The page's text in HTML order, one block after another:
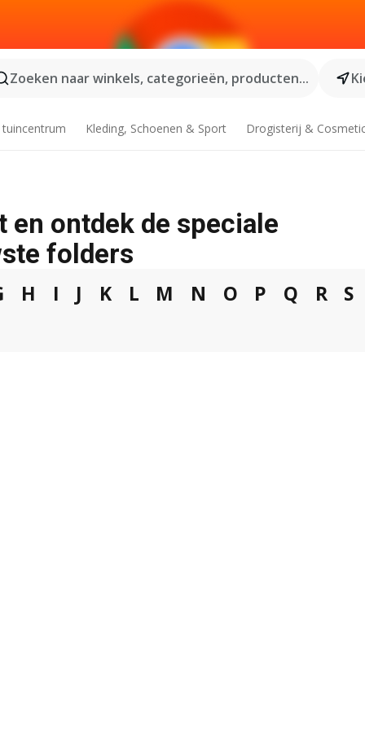
Zoeken naar winkels, categorieën, producten...
Kleding, Schoenen & Sport Drogisterij &
ontdek de speciale
folders
H I J K L M N O P Q R S